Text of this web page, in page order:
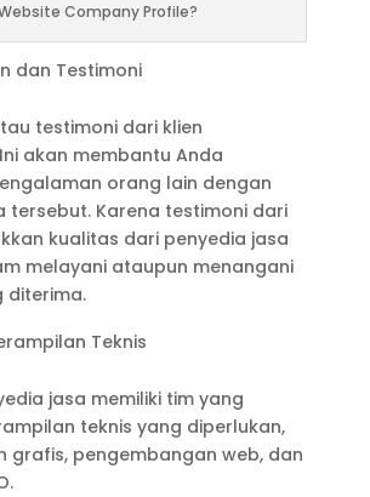
Company Profile?
dan Testimoni
testimoni dari klien
akan membantu Anda
orang lain dengan
tersebut. Karena testimoni dari
kualitas dari penyedia jasa
melayani ataupun menangani
diterima.
Teknis
jasa memiliki tim yang
teknis yang diperlukan,
grafis, pengembangan web, dan